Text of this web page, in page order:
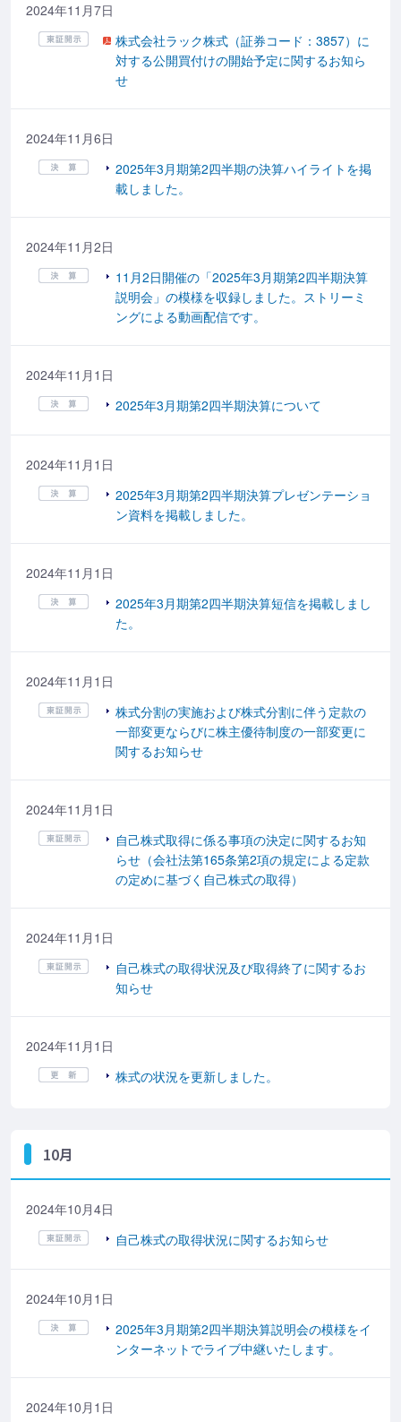
2024年11月7日
株式会社ラック株式（証券コード：3857）に
対する公開買付けの開始予定に関するお知ら
せ
2024年11月6日
2025年3月期第2四半期の決算ハイライトを掲
載しました。
2024年11月2日
11月2日開催の「2025年3月期第2四半期決算
説明会」の模様を収録しました。ストリーミ
ングによる動画配信です。
2024年11月1日
2025年3月期第2四半期決算について
2024年11月1日
2025年3月期第2四半期決算プレゼンテーショ
ン資料を掲載しました。
2024年11月1日
2025年3月期第2四半期決算短信を掲載しまし
た。
2024年11月1日
株式分割の実施および株式分割に伴う定款の
一部変更ならびに株主優待制度の一部変更に
関するお知らせ
2024年11月1日
自己株式取得に係る事項の決定に関するお知
らせ（会社法第165条第2項の規定による定款
の定めに基づく自己株式の取得）
2024年11月1日
自己株式の取得状況及び取得終了に関するお
知らせ
2024年11月1日
株式の状況を更新しました。
10月
2024年10月4日
自己株式の取得状況に関するお知らせ
2024年10月1日
2025年3月期第2四半期決算説明会の模様をイ
ンターネットでライブ中継いたします。
2024年10月1日